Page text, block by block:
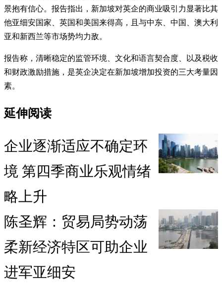
景抱有信心。报告指出，新加坡对英企的商业吸引力显著比其
他亚细安国家、英国和美国来得高，且与中东、中国、澳大利
亚和新西兰等市场势均力敌。
报告称，清晰稳定的监管环境、文化和语言契合度、以及税收
和财政激励措施，是英企决定在新加坡增加投资的三大考量因
素。
延伸阅读
企业逐渐适应不确定环
境 第四季商业乐观情绪
略上升
陈圣辉：贸易局势动荡
柔新经济特区可助企业
进军亚细安